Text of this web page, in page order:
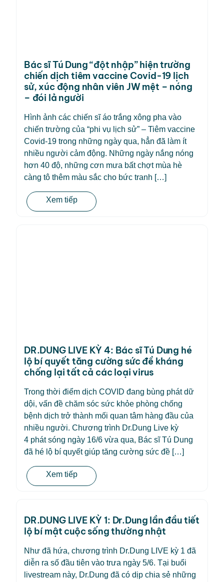
Bác sĩ Tú Dung “đột nhập” hiện trường
chiến dịch tiêm vaccine Covid-19 lịch
sử, xúc động nhân viên JW mệt – nóng
– đói lả người
Hình ảnh các chiến sĩ áo trắng xông pha vào
chiến trường của “phi vụ lịch sử” – Tiêm vaccine
Covid-19 trong những ngày qua, hẳn đã làm ít
nhiều người cảm động. Những ngày nắng nóng
hơn 40 độ, những cơn mưa bất chợt mùa hè
càng tô thêm màu sắc cho bức tranh […]
Xem tiếp
DR.DUNG LIVE KỲ 4: Bác sĩ Tú Dung hé
lộ bí quyết tăng cường sức đề kháng
chống lại tất cả các loại virus
Trong thời điểm dịch COVID đang bùng phát dữ
dội, vấn đề chăm sóc sức khỏe phòng chống
bệnh dịch trở thành mối quan tâm hàng đầu của
nhiều người. Chương trình Dr.Dung Live kỳ
4 phát sóng ngày 16/6 vừa qua, Bác sĩ Tú Dung
đã hé lộ bí quyết giúp tăng cường sức đề […]
Xem tiếp
DR.DUNG LIVE KỲ 1: Dr.Dung lần đầu tiết
lộ bí mật cuộc sống thường nhật
Như đã hứa, chương trình Dr.Dung LIVE kỳ 1 đã
diễn ra số đầu tiên vào trưa ngày 5/6. Tại buổi
livestream này, Dr.Dung đã có dịp chia sẻ những